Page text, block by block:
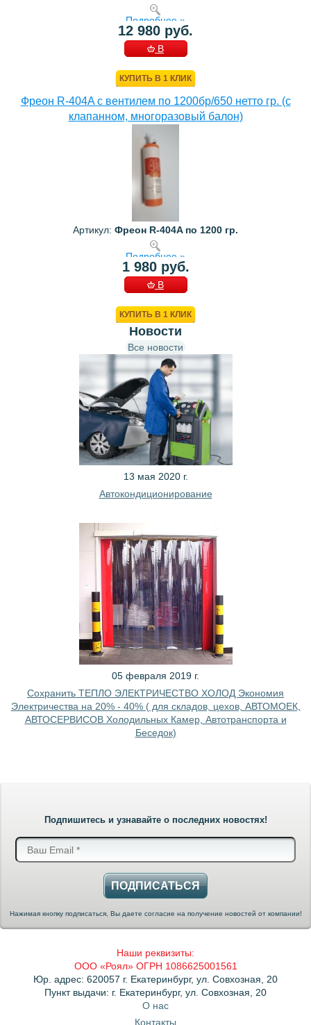
Подробнее »
12 980 руб.
В
КУПИТЬ В 1 КЛИК
Фреон R-404A с вентилем по 1200бр/650 нетто гр. (с
клапанном, многоразовый балон)
Артикул: Фреон R-404A по 1200 гр.
Подробнее »
1 980 руб.
В
КУПИТЬ В 1 КЛИК
Новости
Все новости
13 мая 2020 г.
Автокондиционирование
05 февраля 2019 г.
Сохранить ТЕПЛО ЭЛЕКТРИЧЕСТВО ХОЛОД Экономия
Электричества на 20% - 40% ( для складов, цехов, АВТОМОЕК,
АВТОСЕРВИСОВ Холодильных Камер, Автотранспорта и
Беседок)
Подпишитесь и узнавайте о последних новостях!
ПОДПИСАТЬСЯ
Нажимая кнопку подписаться, Вы даете согласие на получение новостей от компании!
Наши реквизиты:
ООО «Роял» ОГРН 1086625001561
Юр. адрес: 620057 г. Екатеринбург, ул. Совхозная, 20
Пункт выдачи: г. Екатеринбург, ул. Совхозная, 20
О нас
Контакты